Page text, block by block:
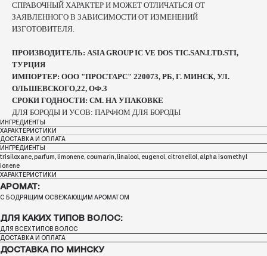
СПРАВОЧНЫЙ ХАРАКТЕР И МОЖЕТ ОТЛИЧАТЬСЯ ОТ
ЗАЯВЛЕННОГО В ЗАВИСИМОСТИ ОТ ИЗМЕНЕНИЙ
ИЗГОТОВИТЕЛЯ.
ПРОИЗВОДИТЕЛЬ: ASIA GROUP IC VE DOS TIC.SAN.LTD.STI,
ТУРЦИЯ
ИМПОРТЕР: ООО "ПРОСТАРС" 220073, РБ, Г. МИНСК, УЛ.
ОЛЬШЕВСКОГО,22, ОФ.3
СРОКИ ГОДНОСТИ: СМ. НА УПАКОВКЕ
ДЛЯ БОРОДЫ И УСОВ: ПАРФЮМ ДЛЯ БОРОДЫ
ИНГРЕДИЕНТЫ
ХАРАКТЕРИСТИКИ
ДОСТАВКА И ОПЛАТА
ИНГРЕДИЕНТЫ
trisiloxane, parfum, limonene, coumarin, linalool, eugenol, citronellol, alpha isomethyl
ionene
ХАРАКТЕРИСТИКИ
АРОМАТ:
С БОДРЯЩИМ ОСВЕЖАЮЩИМ АРОМАТОМ
ДЛЯ КАКИХ ТИПОВ ВОЛОС:
ДЛЯ ВСЕХ ТИПОВ ВОЛОС
ДОСТАВКА И ОПЛАТА
ДОСТАВКА ПО МИНСКУ